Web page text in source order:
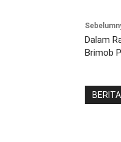
Dalam
Brimob